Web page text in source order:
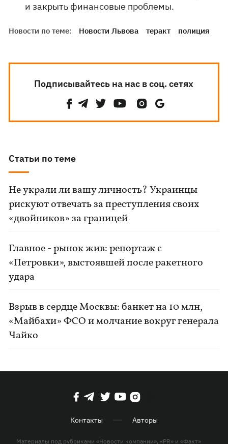
и закрыть финансовые проблемы.
Новости по теме: Новости Львова теракт полиция
Подписывайтесь на нас в соц. сетях
Статьи по теме
Не украли ли вашу личность? Украинцы
рискуют отвечать за преступления своих
«двойников» за границей
Главное - рынок жив: репортаж с
«Петровки», выстоявшей после ракетного
удара
Взрыв в сердце Москвы: банкет на 10 млн,
«Майбахи» ФСО и молчание вокруг генерала
Чайко
Контакты Авторы
Материалы под рубриками «Новости компании», «PR» и «Факт»